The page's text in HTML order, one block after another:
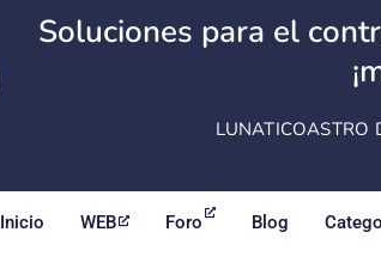
Soluciones para el
LUNATICOASTRO
Inicio WEB Foro Blog